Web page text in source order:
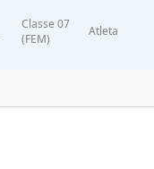
Classe 07
(FEM)
Atleta